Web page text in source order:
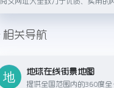
相关导航
地球在线街景地图
提供全国范围内的